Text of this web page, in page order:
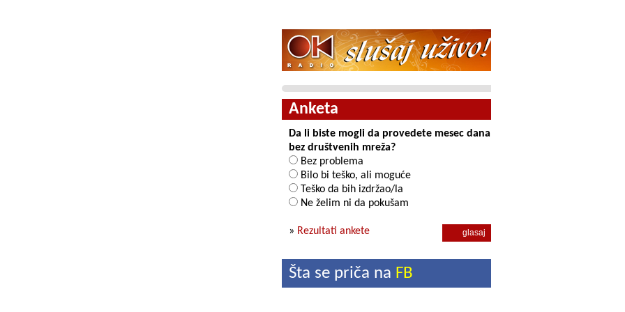
Anketa
Da li biste mogli da provedete mesec dana
bez društvenih mreža?
Bez problema
Bilo bi teško, ali moguće
Teško da bih izdržao/la
Ne želim ni da pokušam
» Rezultati ankete
Šta se priča na FB